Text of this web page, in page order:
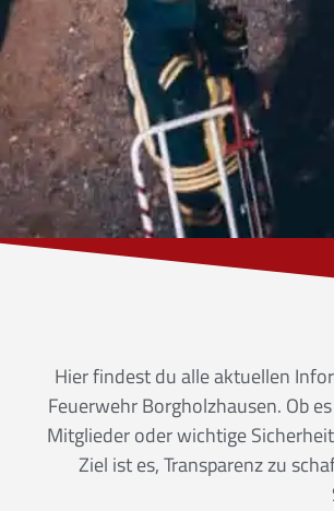
Hier findest du alle aktuellen
Feuerwehr Borgholzhausen. Ob
Mitglieder oder wichtige
Ziel ist es, Transparenz zu